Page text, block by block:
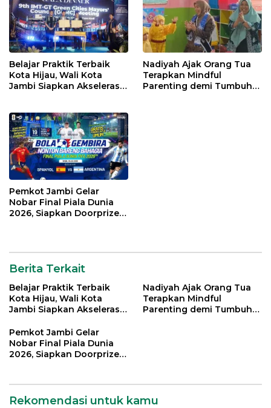
Belajar Praktik Terbaik
Kota Hijau, Wali Kota
Jambi Siapkan Akselerasi
Nadiyah Ajak Orang Tua
Terapkan Mindful
Parenting demi Tumbuh
Pemkot Jambi Gelar
Nobar Final Piala Dunia
2026, Siapkan Doorprize
Berita Terkait
Belajar Praktik Terbaik
Kota Hijau, Wali Kota
Jambi Siapkan Akselerasi
Sampah
Nadiyah Ajak Orang Tua
Terapkan Mindful
Parenting demi Tumbuh
Pemkot Jambi Gelar
Nobar Final Piala Dunia
2026, Siapkan Doorprize
Rekomendasi untuk kamu